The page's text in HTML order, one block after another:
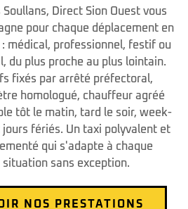
Soullans, Direct Sion Ouest vous
pour chaque déplacement en
: médical, professionnel, festif ou
du plus proche au plus lointain.
fixés par arrêté préfectoral,
homologué, chauffeur agréé
tôt le matin, tard le soir, week-
jours fériés. Un taxi polyvalent et
qui s'adapte à chaque
situation sans exception.
NOS PRESTATIONS